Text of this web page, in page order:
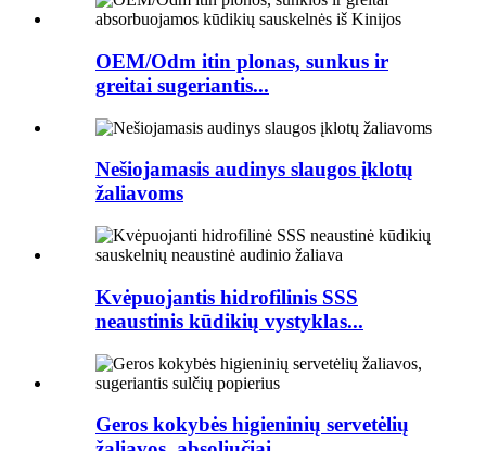
OEM/Odm itin plonas, sunkus ir
greitai sugeriantis...
Nešiojamasis audinys slaugos įklotų
žaliavoms
Kvėpuojantis hidrofilinis SSS
neaustinis kūdikių vystyklas...
Geros kokybės higieninių servetėlių